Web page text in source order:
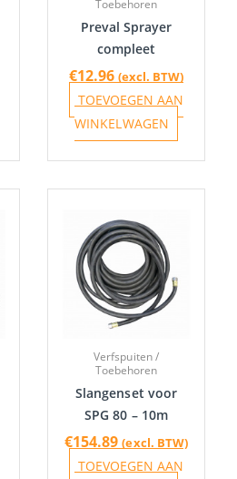
Toebehoren
Preval Sprayer
compleet
€12.96 (excl. BTW)
TOEVOEGEN AAN
WINKELWAGEN
Verfspuiten /
Toebehoren
Slangenset voor
SPG 80 – 10m
€154.89 (excl. BTW)
TOEVOEGEN AAN